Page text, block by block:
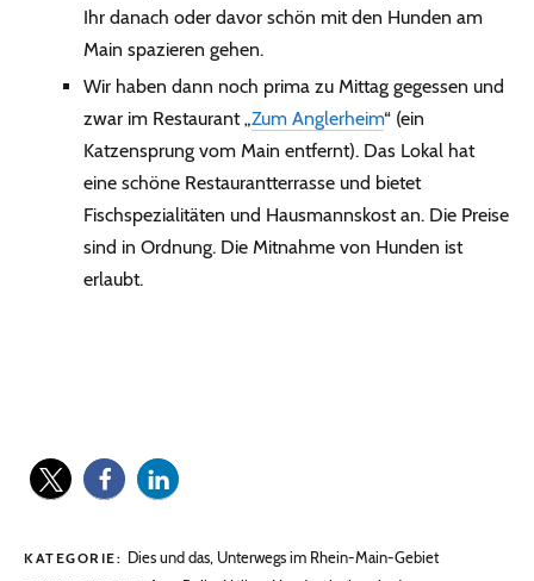
Ihr danach oder davor schön mit den Hunden am
Main spazieren gehen.
Wir haben dann noch prima zu Mittag gegessen und
zwar im Restaurant „Zum Anglerheim“ (ein
Katzensprung vom Main entfernt). Das Lokal hat
eine schöne Restaurantterrasse und bietet
Fischspezialitäten und Hausmannskost an. Die Preise
sind in Ordnung. Die Mitnahme von Hunden ist
erlaubt.
KATEGORIE: Dies und das, Unterwegs im Rhein-Main-Gebiet